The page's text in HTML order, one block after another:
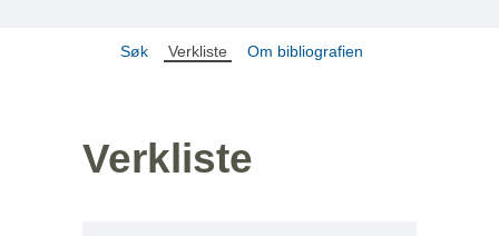
Søk Verkliste Om bibliografien
Verkliste